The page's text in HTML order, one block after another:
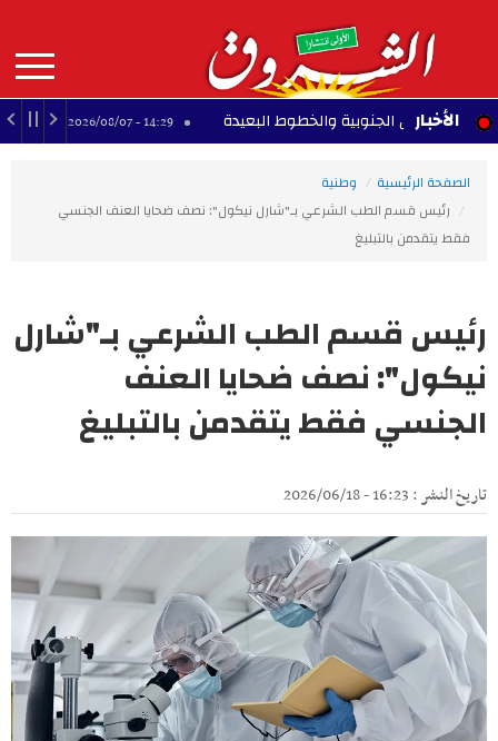
contenu
principal
MAIN
NAVIGATION الأخبار
الجنوبية والخطوط البعيدة 14:29 - 2026/08/07 كرة اليد:
الصفحة الرئيسية
وطنية
رئيس قسم الطب الشرعي بـ"شارل نيكول": نصف ضحايا العنف الجنسي
فقط يتقدمن بالتبليغ
رئيس قسم الطب الشرعي بـ"شارل
نيكول": نصف ضحايا العنف
الجنسي فقط يتقدمن بالتبليغ
تاريخ النشر : 16:23 - 2026/06/18